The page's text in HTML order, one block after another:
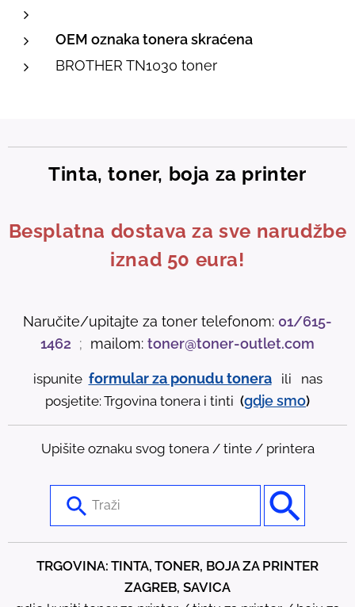
OEM oznaka tonera skraćena
BROTHER TN1030 toner
Tinta, toner, boja za printer
Besplatna dostava za sve narudžbe
iznad 50 eura!
Naručite/upitajte za toner telefonom: 01/615-
1462 ; mailom: toner@toner-outlet.com
ispunite formular za ponudu tonera
ili nas
posjetite: Trgovina tonera i tinti (gdjesmo)
Upišite oznaku svog tonera / tinte / printera
t
TRGOVINA: TINTA, TONER, BOJA ZA PRINTER
ZAGREB, SAVICA